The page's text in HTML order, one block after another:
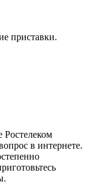
приставки.
Ростелеком
в интернете.